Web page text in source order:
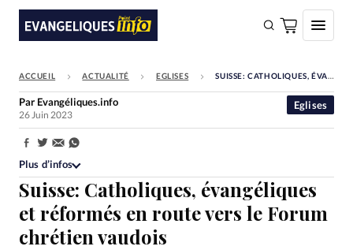
FAIRE UN DON
Faire un don
Eglises
Société
Monde
Bible
ACCUEIL ACTUALITÉ EGLISES SUISSE: CATHOLIQUES, ÉVANGÉLIQUES ET RÉFORMÉS EN ROUTE VERS LE FORUM CHRÉTIEN VAUDOIS
Suisse: Catholiques, évangéliques
et réformés en route vers le Forum
chrétien vaudois
Eglises
Par Evangéliques.info
26 Juin 2023
Partager:
Plus d’infos